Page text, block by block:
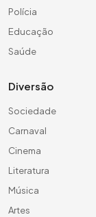
Polícia
Educação
Saúde
Diversão
Sociedade
Carnaval
Cinema
Literatura
Música
Artes